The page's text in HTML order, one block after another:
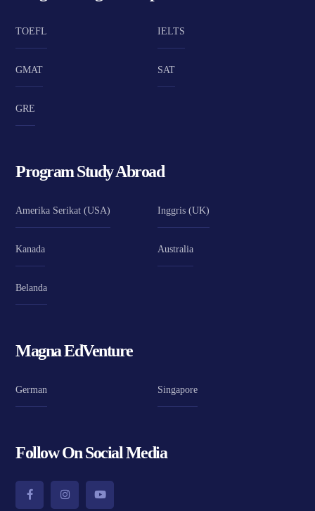
TOEFL IELTS
GMAT SAT
GRE
Program Study Abroad
Amerika Serikat (USA) Inggris (UK)
Kanada Australia
Belanda
Magna EdVenture
German Singapore
Follow On Social Media